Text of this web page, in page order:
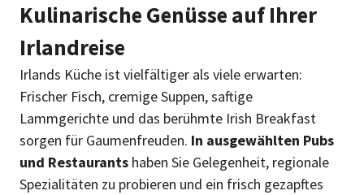
Kulinarische Genüsse auf Ihrer
Irlandreise
Irlands Küche ist vielfältiger als viele erwarten:
Frischer Fisch, cremige Suppen, saftige
Lammgerichte und das berühmte Irish Breakfast
sorgen für Gaumenfreuden. In ausgewählten Pubs
und Restaurants haben Sie Gelegenheit, regionale
Spezialitäten zu probieren und ein frisch gezapftes